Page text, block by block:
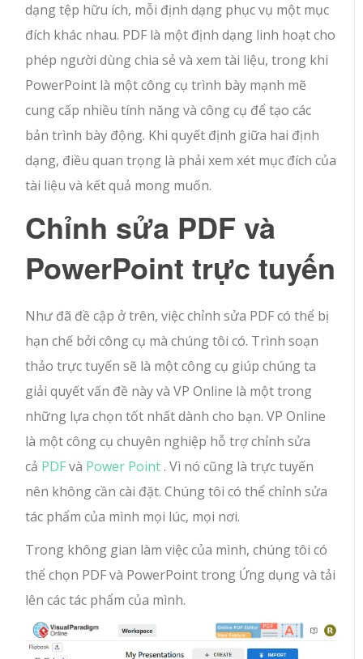
dạng tệp hữu ích, mỗi định dạng phục vụ một mục
đích khác nhau. PDF là một định dạng linh hoạt cho
phép người dùng chia sẻ và xem tài liệu, trong khi
PowerPoint là một công cụ trình bày mạnh mẽ
cung cấp nhiều tính năng và công cụ để tạo các
bản trình bày động. Khi quyết định giữa hai định
dạng, điều quan trọng là phải xem xét mục đích của
tài liệu và kết quả mong muốn.
Chỉnh sửa PDF và
PowerPoint trực tuyến
Như đã đề cập ở trên, việc chỉnh sửa PDF có thể bị
hạn chế bởi công cụ mà chúng tôi có. Trình soạn
thảo trực tuyến sẽ là một công cụ giúp chúng ta
giải quyết vấn đề này và VP Online là một trong
những lựa chọn tốt nhất dành cho bạn. VP Online
là một công cụ chuyên nghiệp hỗ trợ chỉnh sửa
cả PDFvà Power Point. Vì nó cũng là trực tuyến
nên không cần cài đặt. Chúng tôi có thể chỉnh sửa
tác phẩm của mình mọi lúc, mọi nơi.
Trong không gian làm việc của mình, chúng tôi có
thể chọn PDF và PowerPoint trong Ứng dụng và tải
lên các tác phẩm của mình.